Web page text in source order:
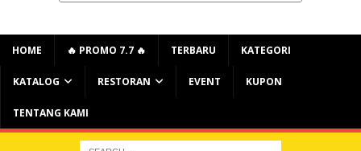
HOME 🔥 PROMO 7.7 🔥 TERBARU KATEGORI
KATALOG RESTORAN EVENT KUPON
TENTANG KAMI